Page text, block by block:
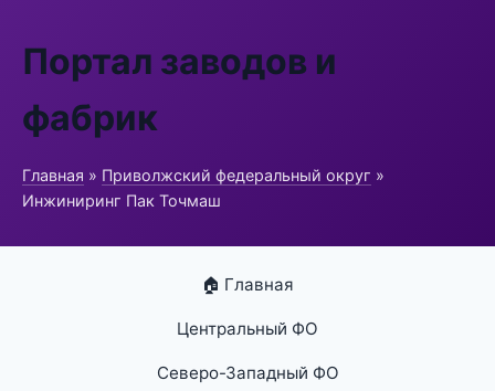
Портал заводов и
фабрик
Главная » Приволжский федеральный округ »
Инжиниринг Пак Точмаш
🏠 Главная
Центральный ФО
Северо-Западный ФО